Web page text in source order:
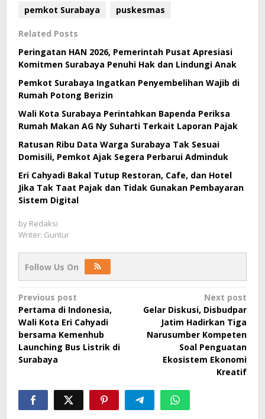
pemkot Surabaya
puskesmas
Related Posts
Peringatan HAN 2026, Pemerintah Pusat Apresiasi
Komitmen Surabaya Penuhi Hak dan Lindungi Anak
Pemkot Surabaya Ingatkan Penyembelihan Wajib di
Rumah Potong Berizin
Wali Kota Surabaya Perintahkan Bapenda Periksa
Rumah Makan AG Ny Suharti Terkait Laporan Pajak
Ratusan Ribu Data Warga Surabaya Tak Sesuai
Domisili, Pemkot Ajak Segera Perbarui Adminduk
Eri Cahyadi Bakal Tutup Restoran, Cafe, dan Hotel
Jika Tak Taat Pajak dan Tidak Gunakan Pembayaran
Sistem Digital
by Redaksi
Writer: Guntur
Follow Us On
Post
navigation
Previous post
Pertama di Indonesia,
Wali Kota Eri Cahyadi
bersama Kemenhub
Launching Bus Listrik di
Surabaya
Next post
Gelar Diskusi, Disbudpar
Jatim Hadirkan Tiga
Narusumber Kompeten
Soal Penguatan
Ekosistem Ekonomi
Kreatif